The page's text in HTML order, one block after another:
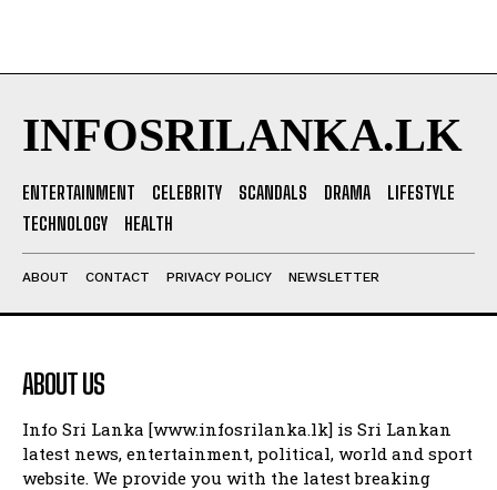
INFOSRILANKA.LK
ENTERTAINMENT CELEBRITY SCANDALS DRAMA
LIFESTYLE
TECHNOLOGY
HEALTH
ABOUT CONTACT PRIVACY POLICY NEWSLETTER
ABOUT US
Info Sri Lanka [www.infosrilanka.lk] is Sri Lankan
latest news, entertainment, political, world and sport
website. We provide you with the latest breaking